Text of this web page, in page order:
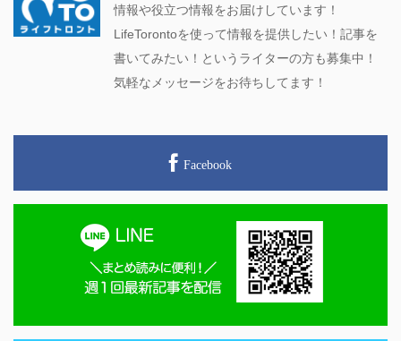
情報や役立つ情報をお届けしています！
LifeTorontoを使って情報を提供したい！記事を
書いてみたい！というライターの方も募集中！
気軽なメッセージをお待ちしてます！
Facebook